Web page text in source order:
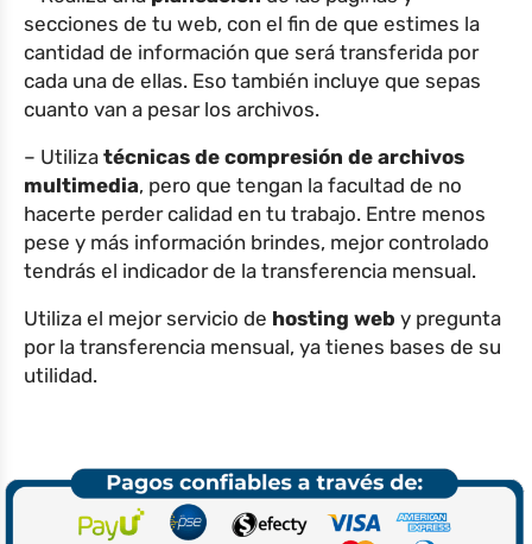
secciones de tu web, con el fin de que estimes la
cantidad de información que será transferida por
cada una de ellas. Eso también incluye que sepas
cuanto van a pesar los archivos.
– Utiliza técnicas de compresión de archivos
multimedia, pero que tengan la facultad de no
hacerte perder calidad en tu trabajo. Entre menos
pese y más información brindes, mejor controlado
tendrás el indicador de la transferencia mensual.
Utiliza el mejor servicio de hosting web y pregunta
por la transferencia mensual, ya tienes bases de su
utilidad.